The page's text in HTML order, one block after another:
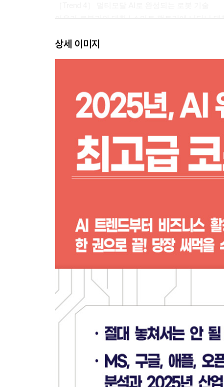
아우라 로봇과의 대화 | 스마트 팩토리에 나타난
언어모델의 고도화 및 경량화 | AI 비즈니스 생태
［Trend 6］ AI 시대 데이터 확보 전쟁
크리에이터 이코노미와 프로듀싱 | 왜 크리에이
［Trend 8］ 동반자가 되는 캐릭터 AI와 AI 인플루
AI 컴패니언 시대 | AI 캐릭터가 바꾸는 우리의 일
［Trend 9］ AI 길들이는 파인튜닝의 대중화
내 손끝에서 탄생하는 맞춤형 AI | 파인튜닝의 놀
［Trend 10］ AI를 둘러싼 법적·윤리적 쟁점 구체화
은어 · 비속어 · 욕설의 필터링까지 우회하는 AI |
범용 AI 5종 비교하기 - 챗GPT, 코파일럿, 제미나
진화하는 챗GPT, 뭐가 얼마나 달라졌을까?
대화 능력 20~30% 향상 | 군더더기 없이 빠르고
보호와 보안 기능 적용
골라 쓰면 더 좋은 챗GPT 버전별 특징
멀티모달과 음성 기반 인터페이스로 진화하는 챗
‘듣고 말하는’ 기능 | 이미지 ‘보고 답하는’ 기능 |
챗GPT의 고급 데이터 분석
6,600명의 학업성취도 조사 1분 만에
［팁］ 챗GPT 맞춤 설정하기
코파일럿의 도전, AI 컴패니언
상세 이미지